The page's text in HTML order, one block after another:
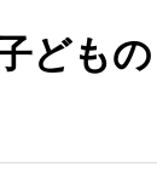
ども